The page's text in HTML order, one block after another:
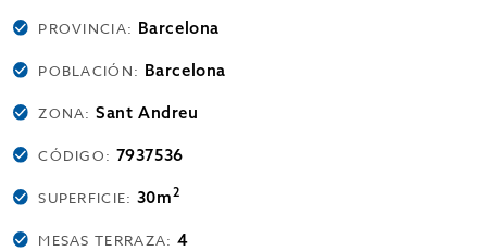
PROVINCIA: Barcelona
POBLACIÓN: Barcelona
ZONA:Sant Andreu
CÓDIGO: 7937536
SUPERFICIE: 30m2
MESAS TERRAZA: 4